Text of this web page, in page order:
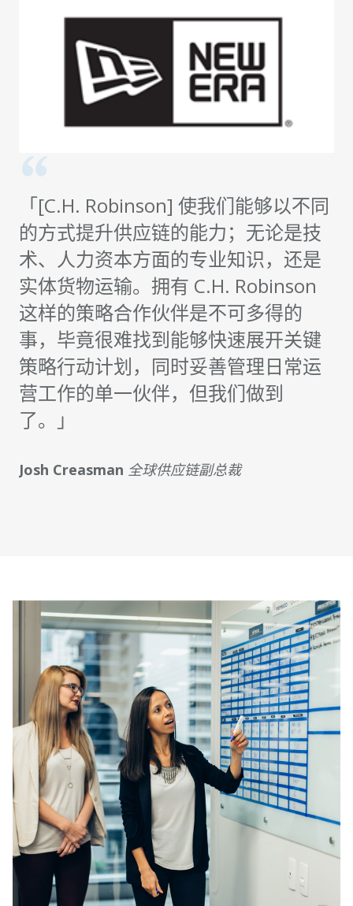
「[C.H. Robinson] 使我们能够以不同
的方式提升供应链的能力；无论是技
术、人力资本方面的专业知识，还是
实体货物运输。拥有 C.H. Robinson
这样的策略合作伙伴是不可多得的
事，毕竟很难找到能够快速展开关键
策略行动计划，同时妥善管理日常运
营工作的单一伙伴，但我们做到
了。」
Josh Creasman 全球供应链副总裁